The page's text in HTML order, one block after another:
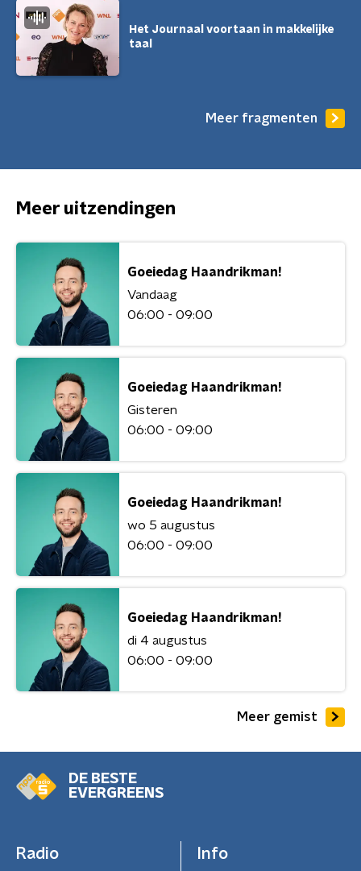
Het Journaal voortaan in makkelijke
taal
Meer fragmenten
Meer uitzendingen
Goeiedag Haandrikman!
Vandaag
06:00 - 09:00
Goeiedag Haandrikman!
Gisteren
06:00 - 09:00
Goeiedag Haandrikman!
wo 5 augustus
06:00 - 09:00
Goeiedag Haandrikman!
di 4 augustus
06:00 - 09:00
Meer gemist
DE BESTE
EVERGREENS
Radio Info